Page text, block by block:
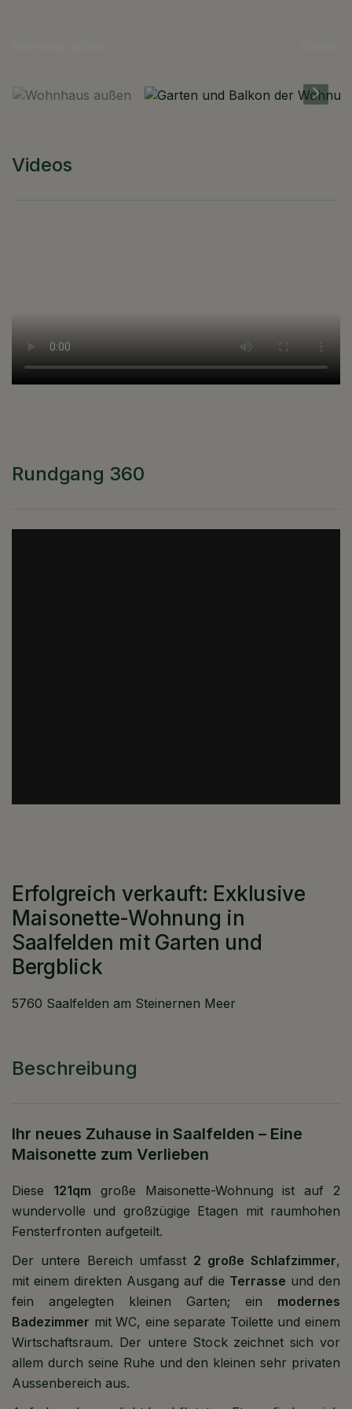
Videos
Rundgang 360
Erfolgreich verkauft: Exklusive
Maisonette-Wohnung in
Saalfelden mit Garten und
Bergblick
5760 Saalfelden am Steinernen Meer
Beschreibung
Ihr neues Zuhause in Saalfelden – Eine
Maisonette zum Verlieben
Diese 121qm große Maisonette-Wohnung ist auf 2
wundervolle und großzügige Etagen mit raumhohen
Fensterfronten aufgeteilt.
Der untere Bereich umfasst 2 große Schlafzimmer,
mit einem direkten Ausgang auf die Terrasse und den
fein angelegten kleinen Garten; ein modernes
Badezimmer mit WC, eine separate Toilette und einem
Wirtschaftsraum. Der untere Stock zeichnet sich vor
allem durch seine Ruhe und den kleinen sehr privaten
Aussenbereich aus.